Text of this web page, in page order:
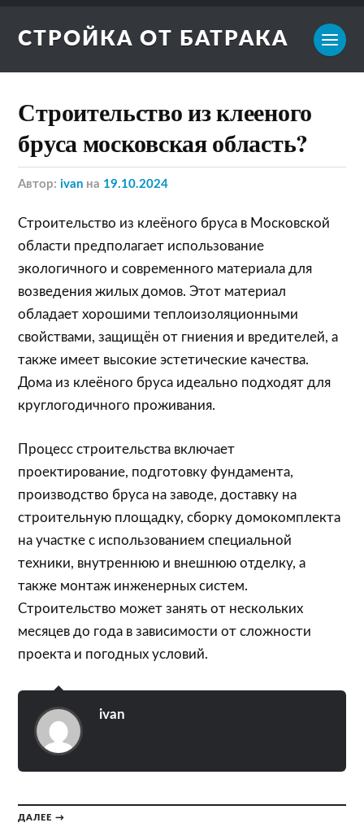
СТРОЙКА ОТ БАТРАКА
Строительство из клееного
бруса московская область?
Автор:ivan на 19.10.2024
Строительство из клеёного бруса в Московской
области предполагает использование
экологичного и современного материала для
возведения жилых домов. Этот материал
обладает хорошими теплоизоляционными
свойствами, защищён от гниения и вредителей, а
также имеет высокие эстетические качества.
Дома из клеёного бруса идеально подходят для
круглогодичного проживания.
Процесс строительства включает
проектирование, подготовку фундамента,
производство бруса на заводе, доставку на
строительную площадку, сборку домокомплекта
на участке с использованием специальной
техники, внутреннюю и внешнюю отделку, а
также монтаж инженерных систем.
Строительство может занять от нескольких
месяцев до года в зависимости от сложности
проекта и погодных условий.
ivan
ДАЛЕЕ →